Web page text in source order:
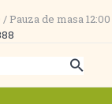
/ Pauza de masa